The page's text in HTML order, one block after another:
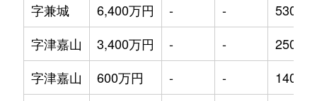
字兼城
6,400万円 - -
530m²
字津嘉山
3,400万円 - -
250m²
字津嘉山
600万円 - -
140m²